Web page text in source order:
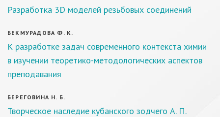
Разработка 3D моделей резьбовых соединений
БЕКМУРАДОВА Ф. К.
К разработке задач современного контекста химии
в изучении теоретико-методологических аспектов
преподавания
БЕРЕГОВИНА Н. Б.
Творческое наследие кубанского зодчего А. П.